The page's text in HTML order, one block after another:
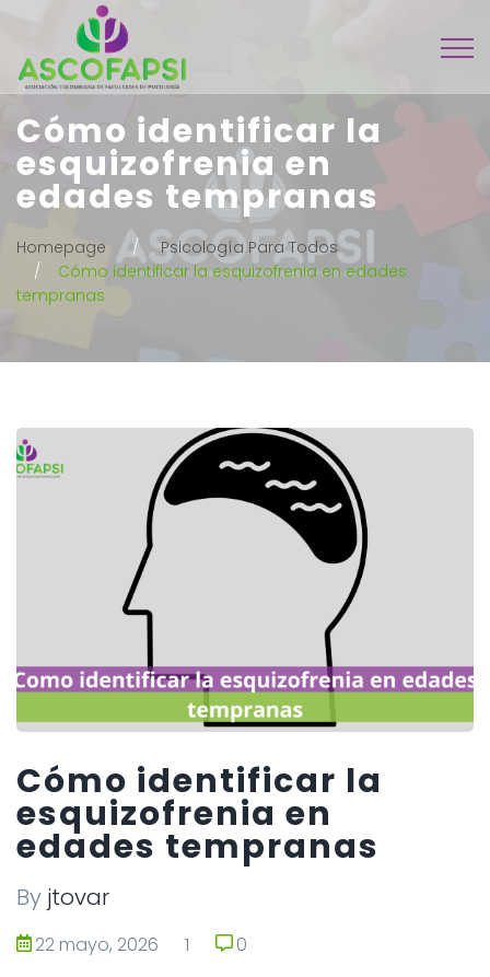
Cómo identificar la
esquizofrenia en
edades tempranas
Homepage
Psicología Para Todos
Cómo identificar la esquizofrenia en edades
tempranas
Cómo identificar la
esquizofrenia en
edades tempranas
By jtovar
22 mayo, 2026 1
0